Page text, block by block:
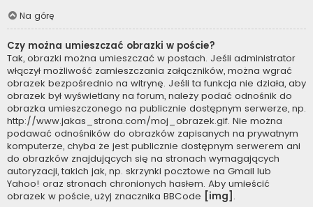
Na górę
Czy można umieszczać obrazki w poście?
Tak, obrazki można umieszczać w postach. Jeśli administrator
włączył możliwość zamieszczania załączników, można wgrać
obrazek bezpośrednio na witrynę. Jeśli ta funkcja nie działa, aby
obrazek był wyświetlany na forum, należy podać odnośnik do
obrazka umieszczonego na publicznie dostępnym serwerze, np.
http://www.jakas_strona.com/moj_obrazek.gif. Nie można
podawać odnośników do obrazków zapisanych na prywatnym
komputerze, chyba że jest publicznie dostępnym serwerem ani
do obrazków znajdujących się na stronach wymagających
autoryzacji, takich jak, np. skrzynki pocztowe na Gmail lub
Yahoo! oraz stronach chronionych hasłem. Aby umieścić
obrazek w poście, użyj znacznika BBCode [img] .